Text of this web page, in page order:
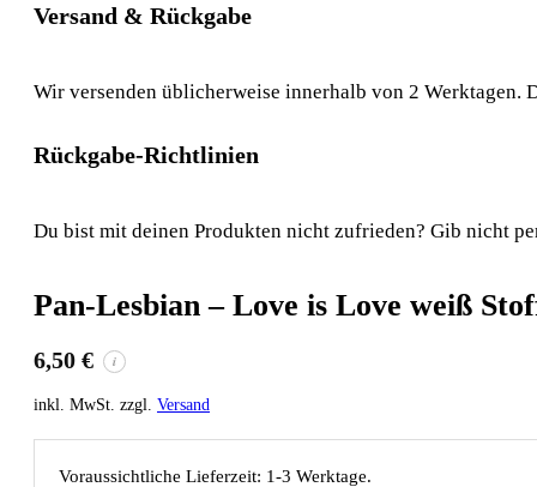
Versand & Rückgabe
Wir versenden üblicherweise innerhalb von 2 Werktagen.
Rückgabe-Richtlinien
Du bist mit deinen Produkten nicht zufrieden? Gib nicht
Pan-Lesbian – Love is Love weiß
6,50 € i
inkl. MwSt. zzgl. Versand
Voraussichtliche Lieferzeit: 1-3 Werktage.